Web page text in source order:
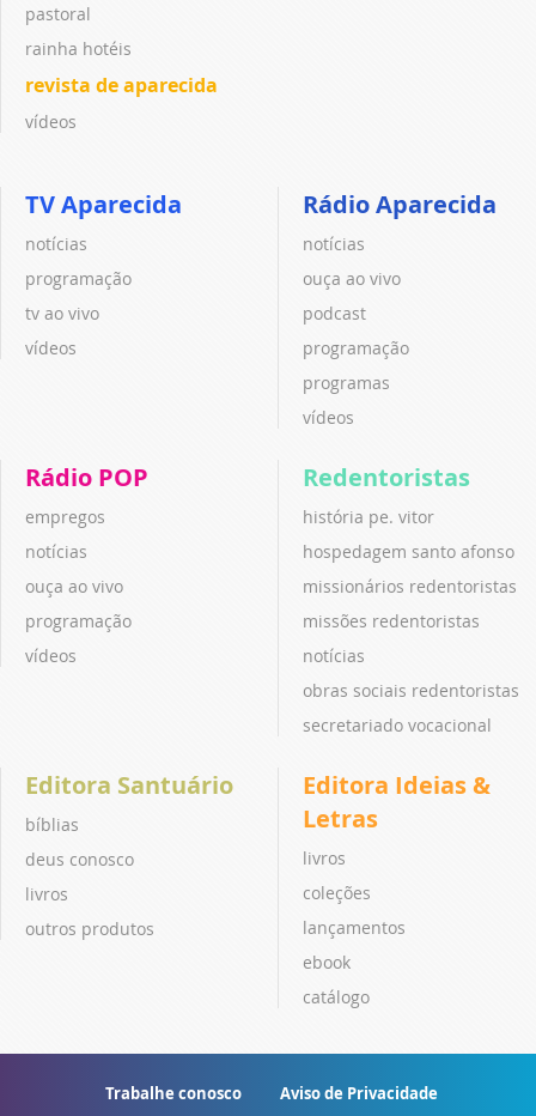
pastoral
rainha hotéis
revista de aparecida
vídeos
TV Aparecida
notícias
programação
tv ao vivo
vídeos
Rádio Aparecida
notícias
ouça ao vivo
podcast
programação
programas
vídeos
Rádio POP
empregos
notícias
ouça ao vivo
programação
vídeos
Redentoristas
história pe. vitor
hospedagem santo afonso
missionários redentoristas
missões redentoristas
notícias
obras sociais redentoristas
secretariado vocacional
Editora Santuário
bíblias
deus conosco
livros
outros produtos
Editora Ideias &
Letras
livros
coleções
lançamentos
ebook
catálogo
Trabalhe conosco Aviso de Privacidade